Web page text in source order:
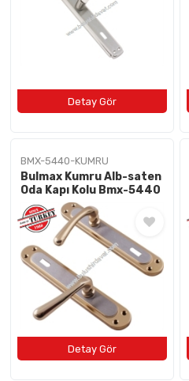
BMX-5440-KUMRU
Bulmax Kumru Alb-saten
Oda Kapı Kolu Bmx-5440